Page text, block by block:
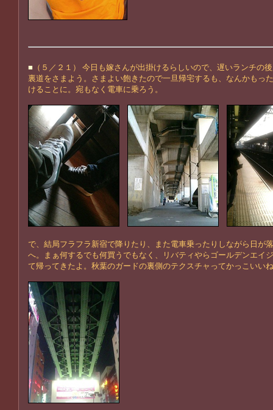
■ （５／２１） 今日も嫁さんが出掛けるらしいので、遅いランチの
裏道をさまよう。さまよい飽きたので一旦帰宅するも、なんかもっ
けることに。宛もなく電車に乗ろう。
で、結局フラフラ新宿で降りたり、また電車乗ったりしながら日が
へ。まぁ何するでも何買うでもなく、リバティやらゴールデンエイ
て帰ってきたよ。秋葉のガードの裏側のテクスチャってかっこいい